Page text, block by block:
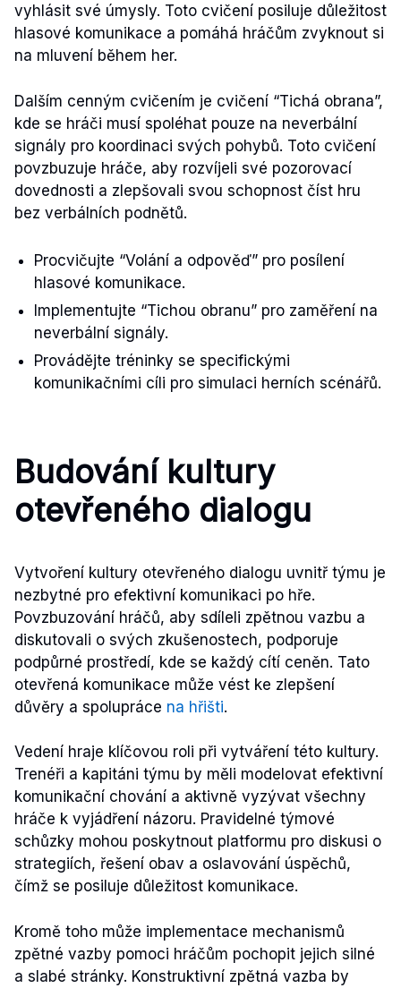
vyhlásit své úmysly. Toto cvičení posiluje důležitost
hlasové komunikace a pomáhá hráčům zvyknout si
na mluvení během her.
Dalším cenným cvičením je cvičení “Tichá obrana”,
kde se hráči musí spoléhat pouze na neverbální
signály pro koordinaci svých pohybů. Toto cvičení
povzbuzuje hráče, aby rozvíjeli své pozorovací
dovednosti a zlepšovali svou schopnost číst hru
bez verbálních podnětů.
Procvičujte “Volání a odpověď” pro posílení
hlasové komunikace.
Implementujte “Tichou obranu” pro zaměření na
neverbální signály.
Provádějte tréninky se specifickými
komunikačními cíli pro simulaci herních scénářů.
Budování kultury
otevřeného dialogu
Vytvoření kultury otevřeného dialogu uvnitř týmu je
nezbytné pro efektivní komunikaci po hře.
Povzbuzování hráčů, aby sdíleli zpětnou vazbu a
diskutovali o svých zkušenostech, podporuje
podpůrné prostředí, kde se každý cítí ceněn. Tato
otevřená komunikace může vést ke zlepšení
důvěry a spolupráce na hřišti.
Vedení hraje klíčovou roli při vytváření této kultury.
Trenéři a kapitáni týmu by měli modelovat efektivní
komunikační chování a aktivně vyzývat všechny
hráče k vyjádření názoru. Pravidelné týmové
schůzky mohou poskytnout platformu pro diskusi o
strategiích, řešení obav a oslavování úspěchů,
čímž se posiluje důležitost komunikace.
Kromě toho může implementace mechanismů
zpětné vazby pomoci hráčům pochopit jejich silné
a slabé stránky. Konstruktivní zpětná vazba by